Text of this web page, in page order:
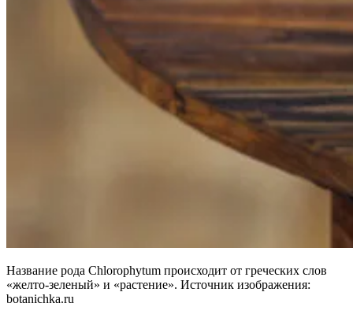
Название рода Chlorophytum происходит от греческих слов
«желто-зеленый» и «растение». Источник изображения:
botanichka.ru